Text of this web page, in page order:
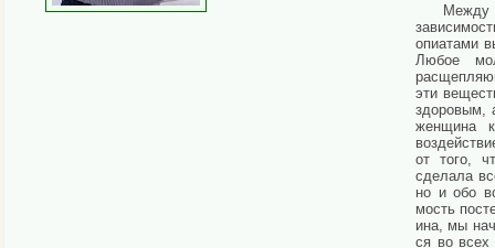
Между
опиата­ми
Любое
эти
здоровым,
женщина
от того,
сделала
но и обо
мость
ина, мы
ся во всех